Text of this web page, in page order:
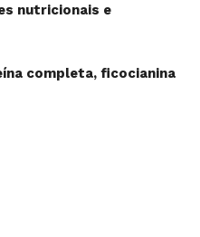
nutricionais e
completa, ficocianina